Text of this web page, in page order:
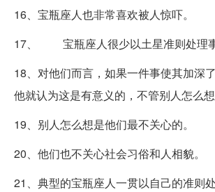
16、宝瓶座人也非常喜欢被人惊吓。
17、 宝瓶座人很少以土星准则处理事
18、对他们而言，如果一件事使其加深
他就认为这是有意义的，不管别人怎么想
19、别人怎么想是他们最不关心的。
20、他们也不关心社会习俗和人相貌。
21、典型的宝瓶座人一贯以自己的准则处